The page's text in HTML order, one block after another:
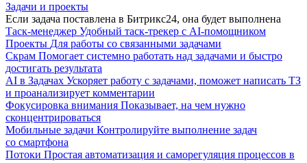
Задачи и проекты
Если задача поставлена в Битрикс24, она будет выполнена
Таск-менеджер Удобный таск-трекер с AI-помощником
Проекты Для работы со связанными задачами
Скрам Помогает системно работать над задачами и быстро
достигать результата
AI в Задачах Ускоряет работу с задачами, поможет написать ТЗ
и проанализирует комментарии
Фокусировка внимания Показывает, на чем нужно
сконцентрироваться
Мобильные задачи Контролируйте выполнение задач
со смартфона
Потоки Простая автоматизация и саморегуляция процессов в